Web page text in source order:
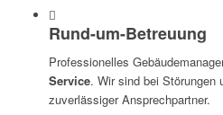
Rund-um-Betreuung
Professionelles
Service. Wir sind bei Störungen
zuverlässiger Ansprechpartner.